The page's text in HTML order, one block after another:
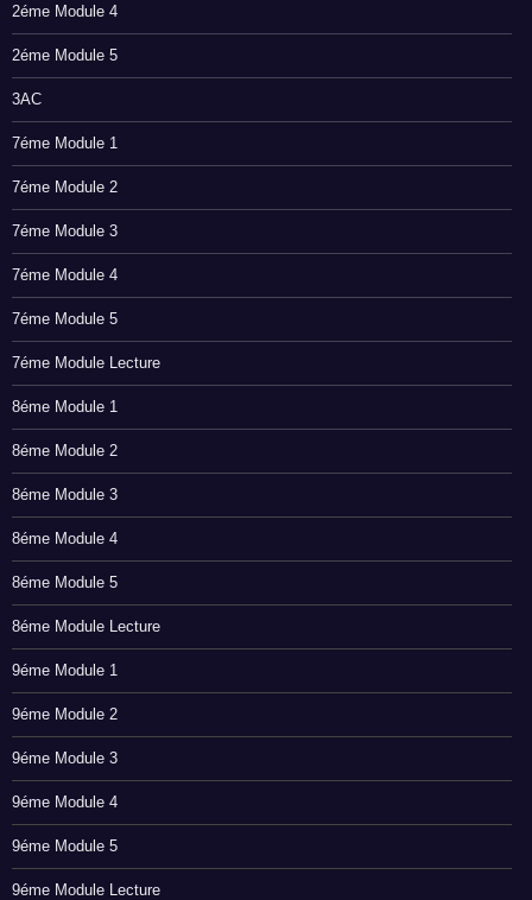
2éme Module 4
2éme Module 5
3AC
7éme Module 1
7éme Module 2
7éme Module 3
7éme Module 4
7éme Module 5
7éme Module Lecture
8éme Module 1
8éme Module 2
8éme Module 3
8éme Module 4
8éme Module 5
8éme Module Lecture
9éme Module 1
9éme Module 2
9éme Module 3
9éme Module 4
9éme Module 5
9éme Module Lecture